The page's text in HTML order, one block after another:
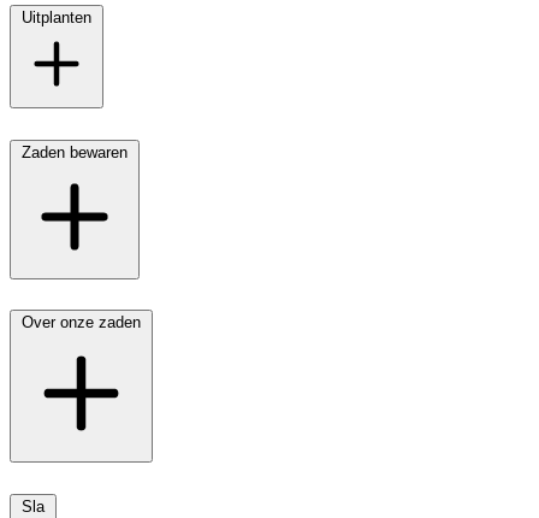
Uitplanten
Zaden bewaren
Over onze zaden
Sla